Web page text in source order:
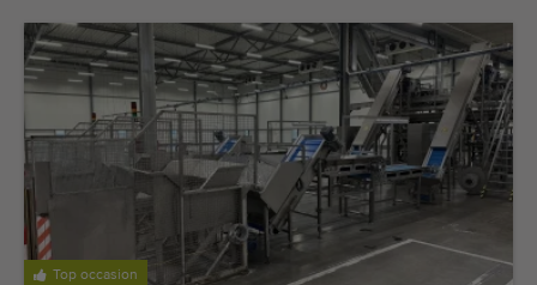
Verkoop uw machine!
Zoek per soort
Laatst bekeken machines
Laatst toegevoegde machines
E-mail Alerts
Top occasion